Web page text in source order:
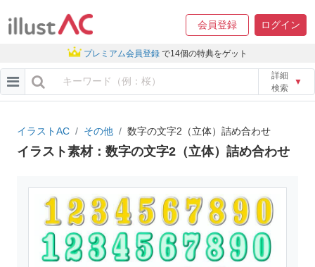
会員登録 ログイン
プレミアム会員登録 で14個の特典をゲット
詳細
検索
▼
イラストAC その他 数字の文字2（立体）詰め合わせ
イラスト素材：数字の文字2（立体）詰め合わせ